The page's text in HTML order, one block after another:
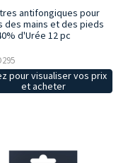
antifongiques pour
des mains et des pieds
d'Urée 12 pc
pour visualiser vos prix
et acheter